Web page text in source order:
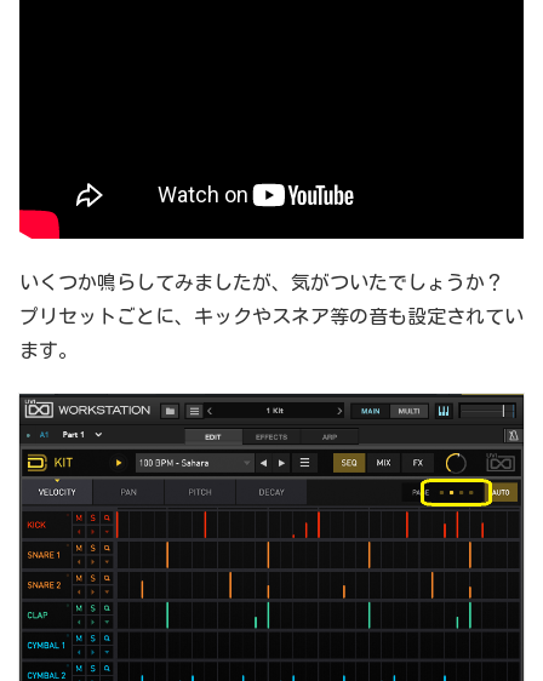
いくつか鳴らしてみましたが、気がついたでしょうか？
プリセットごとに、キックやスネア等の音も設定されてい
ます。